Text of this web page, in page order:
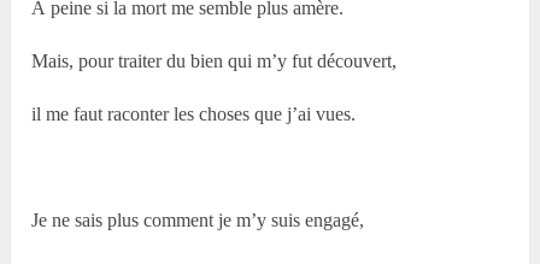
À peine si la mort me semble plus amère.
Mais, pour traiter du bien qui m’y fut découvert,
il me faut raconter les choses que j’ai vues.
Je ne sais plus comment je m’y suis engagé,